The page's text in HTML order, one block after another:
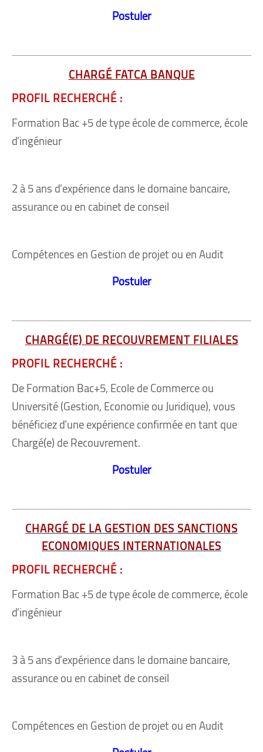
Postuler
CHARGÉ FATCA BANQUE
PROFIL RECHERCHÉ :
Formation Bac +5 de type école de commerce, école
d’ingénieur
2 à 5 ans d’expérience dans le domaine bancaire,
assurance ou en cabinet de conseil
Compétences en Gestion de projet ou en Audit
Postuler
CHARGÉ(E) DE RECOUVREMENT FILIALES
PROFIL RECHERCHÉ :
De Formation Bac+5, Ecole de Commerce ou
Université (Gestion, Economie ou Juridique), vous
bénéficiez d’une expérience confirmée en tant que
Chargé(e) de Recouvrement.
Postuler
CHARGÉ DE LA GESTION DES SANCTIONS
ECONOMIQUES INTERNATIONALES
PROFIL RECHERCHÉ :
Formation Bac +5 de type école de commerce, école
d’ingénieur
3 à 5 ans d’expérience dans le domaine bancaire,
assurance ou en cabinet de conseil
Compétences en Gestion de projet ou en Audit